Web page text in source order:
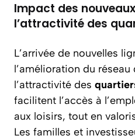
Impact des
l’attractivité des
L’arrivée de nouvelles
l’amélioration du
l’attractivité des
facilitent l’accès à
aux loisirs, tout en
Les familles et